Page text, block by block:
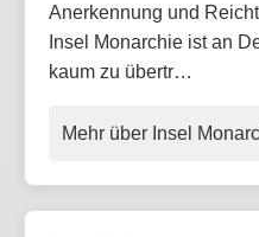
Anerkennung und
Insel Monarchie ist an
kaum zu übertr…
Mehr über Insel